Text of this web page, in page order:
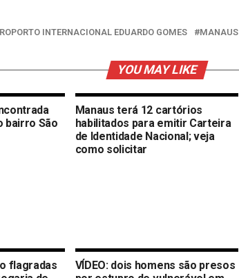
INTERNACIONAL EDUARDO GOMES MANAUS
YOU MAY LIKE
bairro São
Manaus terá 12 cartórios
habilitados para emitir Carteira
de Identidade Nacional; veja
como solicitar
flagradas
VÍDEO: dois homens são presos